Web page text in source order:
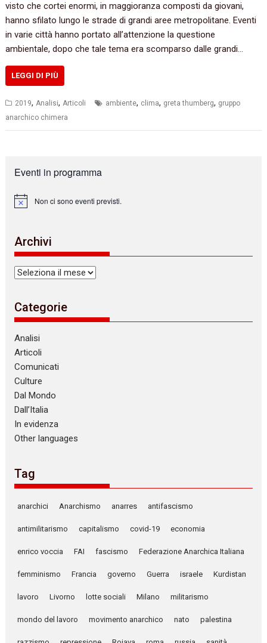
visto che cortei enormi, in maggioranza composti da giovani,
hanno sfilato lungo le strade di grandi aree metropolitane. Eventi
in varie città hanno portato all’attenzione la questione
ambientale, dopo che tale tema era scomparso dalle grandi…
LEGGI DI PIÙ
2019,Analisi,Articoli ambiente, clima, greta thumberg, gruppo
anarchico chimera
Eventi in programma
N
c
e
Non ci sono eventi previsti.
Archivi
Archivi
Categorie
Analisi
Articoli
Comunicati
Culture
Dal Mondo
Dall’Italia
In evidenza
Other languages
Tag
anarchici Anarchismo anarres antifascismo
antimilitarismo capitalismo covid-19 economia
enrico voccia FAI fascismo Federazione Anarchica Italiana
femminismo Francia governo Guerra israele Kurdistan
lavoro Livorno lotte sociali Milano militarismo
mondo del lavoro movimento anarchico nato palestina